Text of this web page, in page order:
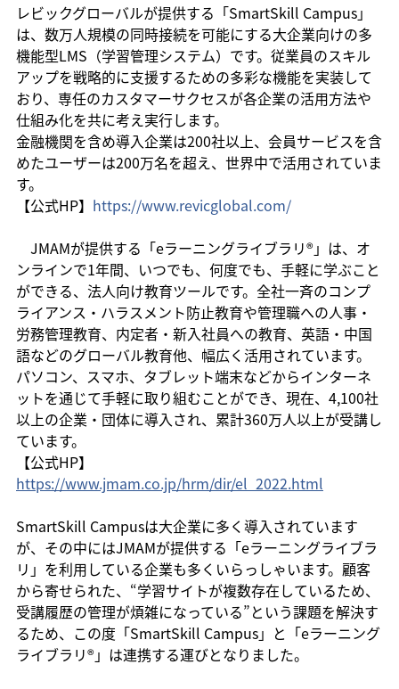
レビックグローバルが提供する「SmartSkill Campus」
は、数万人規模の同時接続を可能にする大企業向けの多
機能型LMS（学習管理システム）です。従業員のスキル
アップを戦略的に支援するための多彩な機能を実装して
おり、専任のカスタマーサクセスが各企業の活用方法や
仕組み化を共に考え実行します。
金融機関を含め導入企業は200社以上、会員サービスを含
めたユーザーは200万名を超え、世界中で活用されていま
す。
【公式HP】 https://www.revicglobal.com/
JMAMが提供する「eラーニングライブラリ®」は、オ
ンラインで1年間、いつでも、何度でも、手軽に学ぶこと
ができる、法人向け教育ツールです。全社一斉のコンプ
ライアンス・ハラスメント防止教育や管理職への人事・
労務管理教育、内定者・新入社員への教育、英語・中国
語などのグローバル教育他、幅広く活用されています。
パソコン、スマホ、タブレット端末などからインターネ
ットを通じて手軽に取り組むことができ、現在、4,100社
以上の企業・団体に導入され、累計360万人以上が受講し
ています。
【公式HP】
https://www.jmam.co.jp/hrm/dir/el_2022.html
SmartSkill Campusは大企業に多く導入されています
が、その中にはJMAMが提供する「eラーニングライブラ
リ」を利用している企業も多くいらっしゃいます。顧客
から寄せられた、“学習サイトが複数存在しているため、
受講履歴の管理が煩雑になっている”という課題を解決す
るため、この度「SmartSkill Campus」と「eラーニング
ライブラリ®」は連携する運びとなりました。